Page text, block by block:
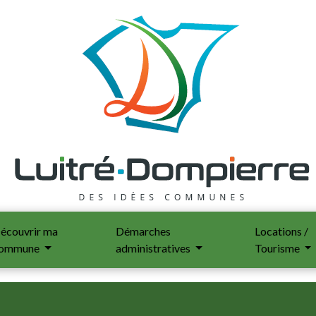
ma
Démarches
administratives
Locations /
Tourisme